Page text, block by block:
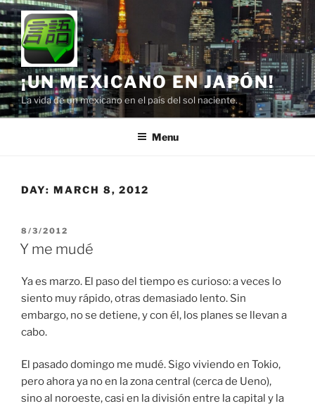
Skip
to
content
¡UN MEXICANO EN JAPÓN!
La vida de un mexicano en el país del sol naciente.
Menu
DAY: MARCH 8, 2012
POSTED
ON
8/3/2012
Y me mudé
Ya es marzo. El paso del tiempo es curioso: a veces lo
siento muy rápido, otras demasiado lento. Sin
embargo, no se detiene, y con él, los planes se llevan a
cabo.
El pasado domingo me mudé. Sigo viviendo en Tokio,
pero ahora ya no en la zona central (cerca de Ueno),
sino al noroeste, casi en la división entre la capital y la